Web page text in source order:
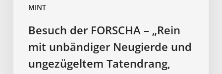
MINT
Besuch der FORSCHA – „Rein
mit unbändiger Neugierde und
ungezügeltem Tatendrang,